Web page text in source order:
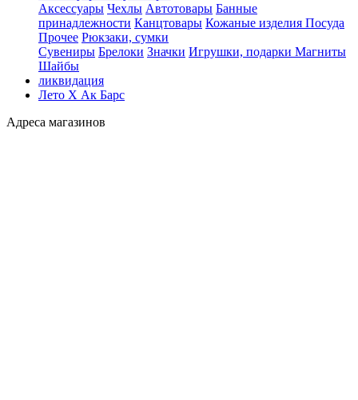
Аксессуары Чехлы Автотовары Банные
принадлежности Канцтовары Кожаные изделия Посуда
Прочее Рюкзаки, сумки
Сувениры Брелоки Значки Игрушки, подарки Магниты
Шайбы
ликвидация
Лето Х Ак Барс
Адреса магазинов